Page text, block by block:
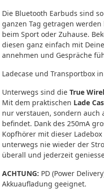
Die Bluetooth Earbuds sind
ganzen Tag getragen
beim Sport oder Zuhause.
diesen ganz einfach mit
annehmen und Gespräche
Ladecase und Transportbox
Unterwegs sind die True
Mit dem praktischen Lade
nur verstauen, sondern auch
befindet. Dank des 250mA
Kopfhörer mit dieser
unterwegs nie wieder der
überall und jederzeit
ACHTUNG: PD (Power
Akkuaufladung geeignet.